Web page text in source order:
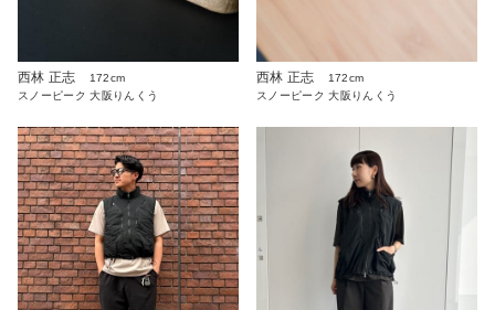
西林 正志
172cm
スノーピーク 大阪りんくう
西林 正志
172cm
スノーピーク 大阪りんくう